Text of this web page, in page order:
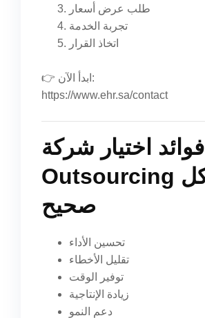
طلب عرض أسعار
تجربة الخدمة
اتخاذ القرار
👉 ابدأ الآن:
https://www.ehr.sa/contact
فوائد اختيار شركة HR
Outsourcing بشكل
صحيح
تحسين الأداء
تقليل الأخطاء
توفير الوقت
زيادة الإنتاجية
دعم النمو